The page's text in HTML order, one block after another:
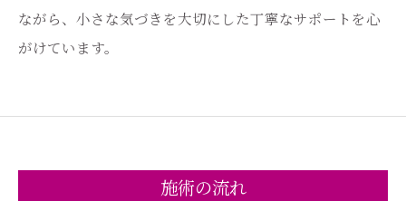
ながら、小さな気づきを大切にした丁寧なサポートを心
がけています。
施術の流れ